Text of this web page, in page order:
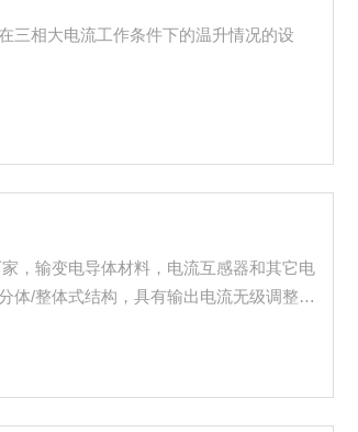
三相大电流工作条件下的温升情况的设
，输变电导体材料，电流互感器和其它电
体/整体式结构，具有输出电流无级调整、